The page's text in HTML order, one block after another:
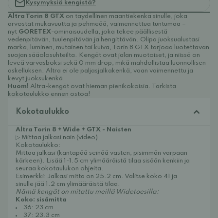
Kysymyksiä kengistä?
Altra Torin 8 GTX on täydellinen maantiekenkä sinulle, joka
arvostat mukavuutta ja pehmeää, vaimennettua tuntumaa –
nyt GORETEX-ominaisuudella, joka tekee päällisestä
vedenpitävän, tuulenpitävän ja hengittävän. Olipa juoksualustasi
märkä, luminen, mutainen tai kuiva, Torin 8 GTX tarjoaa luotettavan
suojan sääolosuhteilta. Kengät ovat jalan muotoiset, ja niissä on
leveä varvasboksi sekä 0 mm drop, mikä mahdollistaa luonnollisen
askelluksen. Altra ei ole paljasjalkakenkä, vaan vaimennettu ja
kevyt juoksukenkä.
Huom! Altra-kengät ovat hieman pienikokoisia. Tarkista
kokotaulukko ennen ostoa!
Kokotaulukko
Altra Torin 8 + Wide + GTX - Naisten
▷ Mittaa jalkasi näin (video)
Kokotaulukko:
Mittaa jalkasi (kantapää seinää vasten, pisimmän varpaan
kärkeen). Lisää 1-1.5 cm ylimääräistä tilaa sisään kenkiin ja
seuraa kokotaulukon ohjeita.
Esimerkki: Jalkasi mitta on 25.2 cm. Valitse koko 41 ja
sinulle jää 1.2 cm ylimääräistä tilaa.
Nämä kengät on mitattu meillä Widetoesilla:
Koko: sisämitta
36: 23 cm
37: 23.3 cm